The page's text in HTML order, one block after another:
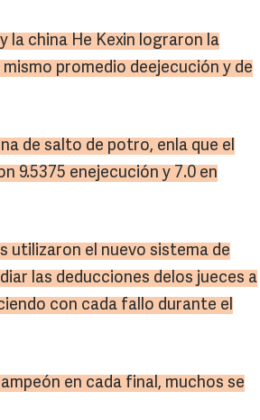
la china He Kexin lograron la
promedio deejecución y de
de salto de potro, enla que el
9.5375 enejecución y 7.0 en
utilizaron el nuevo sistema de
las deducciones delos jueces a
con cada fallo durante el
en cada final, muchos se